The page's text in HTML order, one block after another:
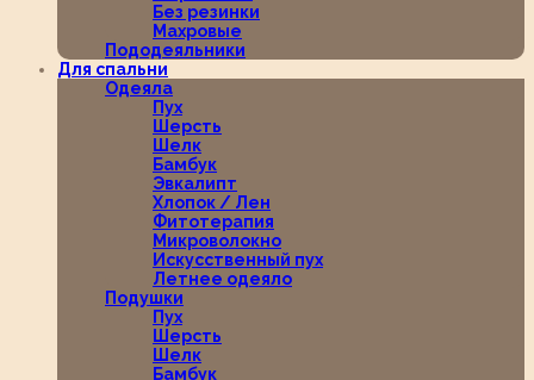
Без резинки
Махровые
Пододеяльники
Для спальни
Одеяла
Пух
Шерсть
Шелк
Бамбук
Эвкалипт
Хлопок / Лен
Фитотерапия
Микроволокно
Искусственный пух
Летнее одеяло
Подушки
Пух
Шерсть
Шелк
Бамбук